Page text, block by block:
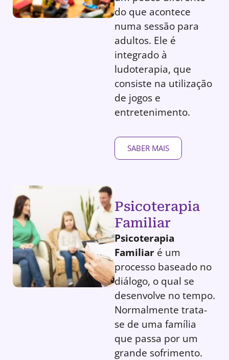
do que acontece
numa sessão para
adultos. Ele é
integrado à
ludoterapia, que
consiste na utilização
de jogos e
entretenimento.
SABER MAIS
Psicoterapia
Familiar
Psicoterapia
Familiar é um
processo baseado no
diálogo, o qual se
desenvolve no tempo.
Normalmente trata-
se de uma família
que passa por um
grande sofrimento.